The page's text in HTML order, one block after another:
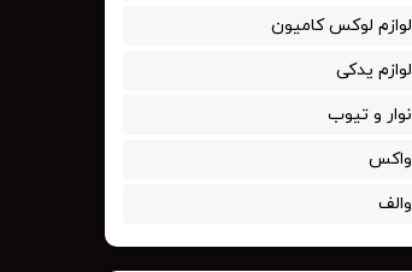
لوازم لوکس کامیون
لوازم یدکی
نوار و تیوب
واکس
والف